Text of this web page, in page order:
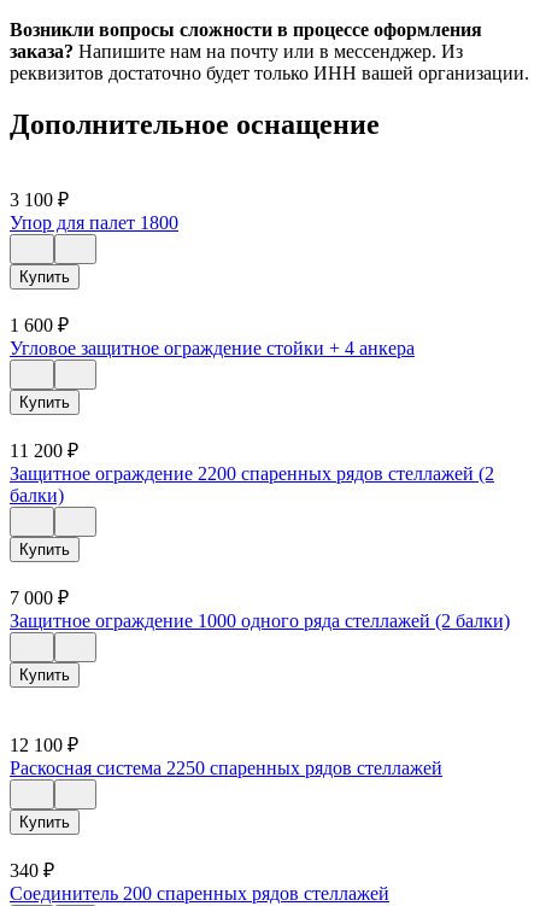
Возникли вопросы сложности в процессе оформления
заказа? Напишите нам на почту или в мессенджер. Из
реквизитов достаточно будет только ИНН вашей организации.
Дополнительное оснащение
3 100 ₽
Упор для палет 1800
Купить
1 600 ₽
Угловое защитное ограждение стойки + 4 анкера
Купить
11 200 ₽
Защитное ограждение 2200 спаренных рядов стеллажей (2
балки)
Купить
7 000 ₽
Защитное ограждение 1000 одного ряда стеллажей (2 балки)
Купить
12 100 ₽
Раскосная система 2250 спаренных рядов стеллажей
Купить
340 ₽
Соединитель 200 спаренных рядов стеллажей